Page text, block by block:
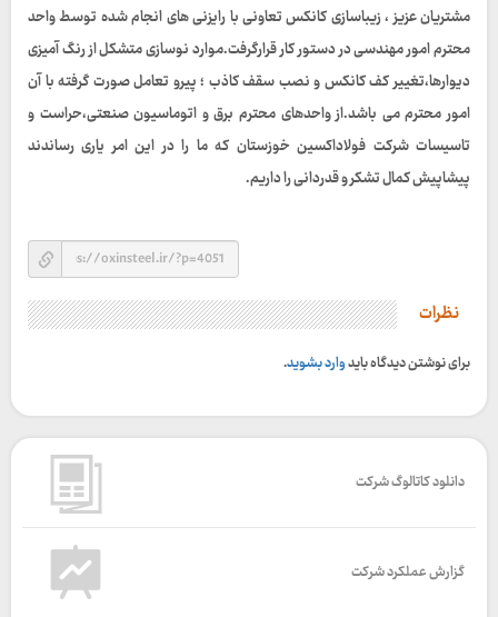
مشتریان عزیز ، زیباسازی کانکس تعاونی با رایزنی های انجام شده توسط واحد
محترم امور مهندسی در دستور کار قرارگرفت.موارد نوسازی متشکل از رنگ آمیزی
دیوارها،تغییر کف کانکس و نصب سقف کاذب ؛ پیرو تعامل صورت گرفته با آن
امور محترم می باشد.از واحدهای محترم برق و اتوماسیون صنعتی،حراست و
تاسیسات شرکت فولاداکسین خوزستان که ما را در این امر یاری رساندند
پیشاپیش کمال تشکر و قدردانی را داریم.
نظرات
برای نوشتن دیدگاه بایدوارد بشوید.
دانلود کاتالوگ شرکت
گزارش عملکرد شرکت